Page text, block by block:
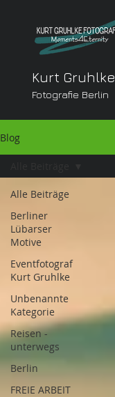
Kurt Gruhlke
Fotografie Berlin
Blog
Alle Beiträge
Berliner
Lübarser
Motive
Eventfotograf
Kurt Gruhlke
Unbenannte
Kategorie
Reisen -
unterwegs
Berlin
FREIE ARBEIT